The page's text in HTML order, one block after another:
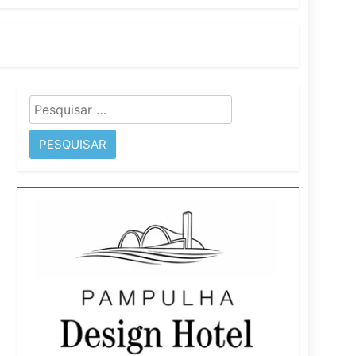
e fortalece infraestrutura
Pesquisar
por: